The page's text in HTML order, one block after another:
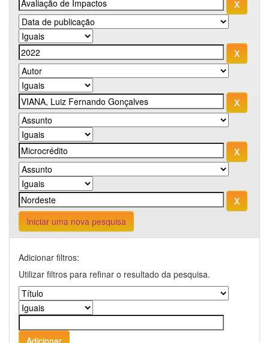
Iniciar uma nova pesquisa
Adicionar filtros:
Utilizar filtros para refinar o resultado da pesquisa.